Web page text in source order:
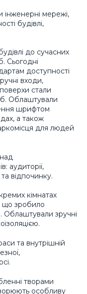
інженерні мережі,
будівлі,
до сучасних
Сьогодні
доступності
входи,
стали
Облаштували
шрифтом
а також
для людей
аудиторії,
відпочинку.
кімнатах
що зробило
Облаштували зручні
та внутрішній
творами
особливу